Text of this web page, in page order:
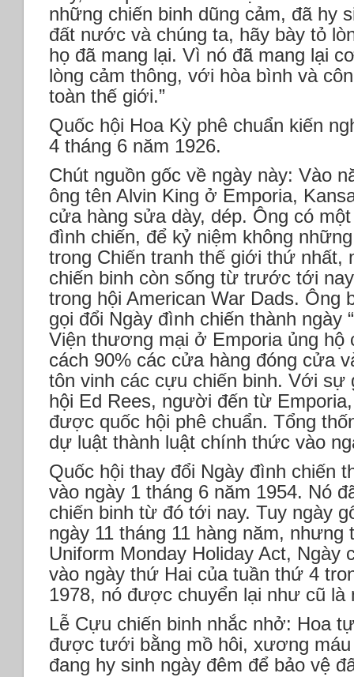
những chiến binh dũng cảm, đã hy
đất nước và chúng ta, hãy bày tỏ
họ đã mang lại. Vì nó đã mang lại
lòng cảm thông, với hòa bình và
toàn thế giới.”
Quốc hội Hoa Kỳ phê chuẩn kiến
4 tháng 6 năm 1926.
Chút nguồn gốc về ngày này: Vào
ông tên Alvin King ở Emporia,
cửa hàng sửa dày, dép. Ông có
đình chiến, để kỷ niệm không
trong Chiến tranh thế giới thứ nhất,
chiến binh còn sống từ trước tới
trong hội American War Dads. Ông
gọi đổi Ngày đình chiến thành ngày
Viện thương mại ở Emporia ủng hộ
cách 90% các cửa hàng đóng cửa
tôn vinh các cựu chiến binh. Với sự
hội Ed Rees, người đến từ
được quốc hội phê chuẩn. Tổng
dự luật thành luật chính thức vào
Quốc hội thay đổi Ngày đình chiến
vào ngày 1 tháng 6 năm 1954. Nó
chiến binh từ đó tới nay. Tuy ngày
ngày 11 tháng 11 hàng năm,
Uniform Monday Holiday Act,
vào ngày thứ Hai của tuần thứ 4
1978, nó được chuyển lại như cũ là
Lễ Cựu chiến binh nhắc nhở: Hoa
được tưới bằng mồ hôi, xương
đang hy sinh ngày đêm để bảo vệ